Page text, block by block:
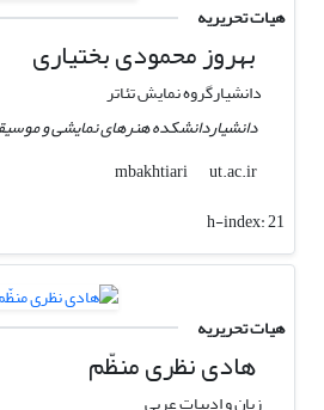
هیات تحریریه
بهروز محمودی بختیاری
دانشیارگروه نمایش تئاتر
دانشیاردانشکده هنرهای نمایشی و
mbakhtiari
ut.ac.ir
h-index:21
هیات تحریریه
هادی نظری منظّم
زبان و ادبیات عربی